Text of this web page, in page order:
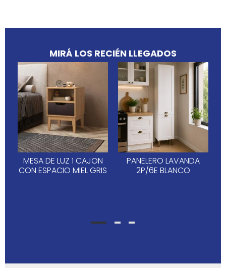
MIRÁ LOS RECIÉN LLEGADOS
MESA DE LUZ 1 CAJON
CON ESPACIO MIEL GRIS
PANELERO LAVANDA
2P/6E BLANCO